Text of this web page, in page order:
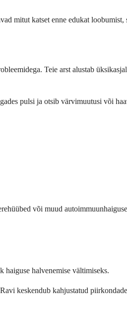
mitut katset enne edukat loobumist,
Teie arst alustab
pulsi ja otsib värvimuutusi või
või muud
haiguse halvenemise vältimiseks.
keskendub kahjustatud